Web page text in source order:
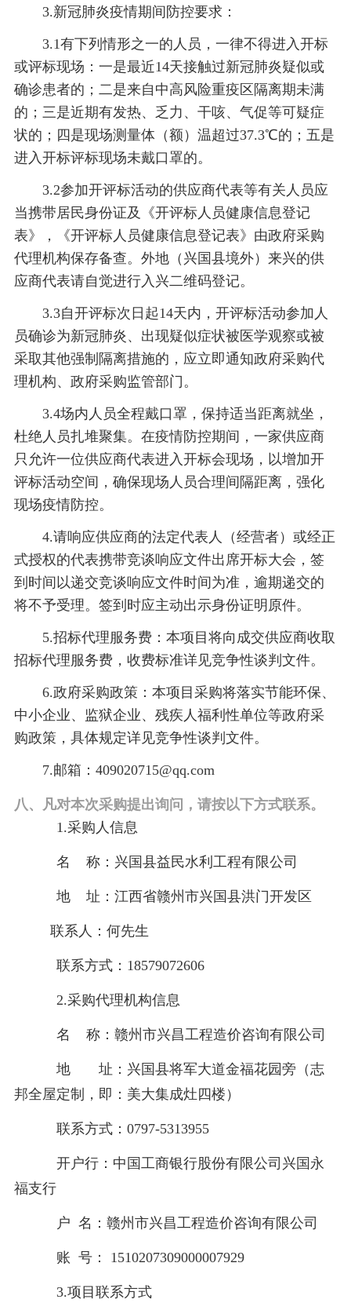
3.新冠肺炎疫情期间防控要求：
3.1有下列情形之一的人员，一律不得进入开标
或评标现场：一是最近14天接触过新冠肺炎疑似或
确诊患者的；二是来自中高风险重疫区隔离期未满
的；三是近期有发热、乏力、干咳、气促等可疑症
状的；四是现场测量体（额）温超过37.3℃的；五是
进入开标评标现场未戴口罩的。
3.2参加开评标活动的供应商代表等有关人员应
当携带居民身份证及《开评标人员健康信息登记
表》，《开评标人员健康信息登记表》由政府采购
代理机构保存备查。外地（兴国县境外）来兴的供
应商代表请自觉进行入兴二维码登记。
3.3自开评标次日起14天内，开评标活动参加人
员确诊为新冠肺炎、出现疑似症状被医学观察或被
采取其他强制隔离措施的，应立即通知政府采购代
理机构、政府采购监管部门。
3.4场内人员全程戴口罩，保持适当距离就坐，
杜绝人员扎堆聚集。在疫情防控期间，一家供应商
只允许一位供应商代表进入开标会现场，以增加开
评标活动空间，确保现场人员合理间隔距离，强化
现场疫情防控。
4.请响应供应商的法定代表人（经营者）或经正
式授权的代表携带竞谈响应文件出席开标大会，签
到时间以递交竞谈响应文件时间为准，逾期递交的
将不予受理。签到时应主动出示身份证明原件。
5.招标代理服务费：本项目将向成交供应商收取
招标代理服务费，收费标准详见竞争性谈判文件。
6.政府采购政策：本项目采购将落实节能环保、
中小企业、监狱企业、残疾人福利性单位等政府采
购政策，具体规定详见竞争性谈判文件。
7.邮箱：409020715@qq.com
八、凡对本次采购提出询问，请按以下方式联系。
1.采购人信息
名 称： 兴国县益民水利工程有限公司
地 址：江西省赣州市兴国县洪门开发区
联系人： 何先生
联系方式： 18579072606
2.采购代理机构信息
名 称：赣州市兴昌工程造价咨询有限公司
地 址：兴国县将军大道金福花园旁（志
邦全屋定制，即：美大集成灶四楼）
联系方式： 0797-5313955
开户行：中国工商银行股份有限公司兴国永
福支行
户 名：赣州市兴昌工程造价咨询有限公司
账 号： 1510207309000007929
3.项目联系方式